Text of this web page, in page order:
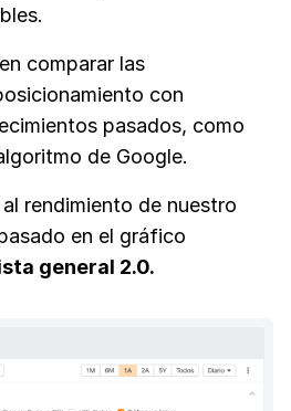
comparar las
con
pasados, como
de Google.
rendimiento de nuestro
en el gráfico
general 2.0.